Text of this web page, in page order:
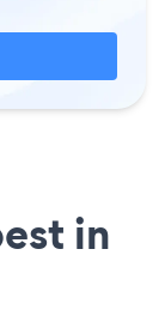
in